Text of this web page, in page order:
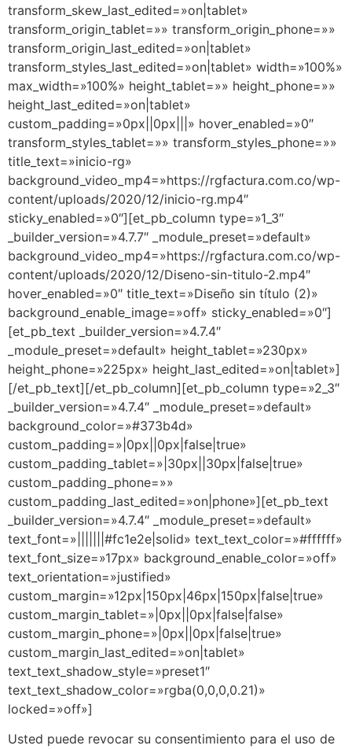
transform_skew_last_edited=»on|tablet»
transform_origin_tablet=»» transform_origin_phone=»»
transform_origin_last_edited=»on|tablet»
transform_styles_last_edited=»on|tablet» width=»100%»
max_width=»100%» height_tablet=»» height_phone=»»
height_last_edited=»on|tablet»
custom_padding=»0px||0px|||» hover_enabled=»0″
transform_styles_tablet=»» transform_styles_phone=»»
title_text=»inicio-rg»
background_video_mp4=»https://rgfactura.com.co/wp-
content/uploads/2020/12/inicio-rg.mp4″
sticky_enabled=»0″][et_pb_column type=»1_3″
_builder_version=»4.7.7″ _module_preset=»default»
background_video_mp4=»https://rgfactura.com.co/wp-
content/uploads/2020/12/Diseno-sin-titulo-2.mp4″
hover_enabled=»0″ title_text=»Diseño sin título (2)»
background_enable_image=»off» sticky_enabled=»0″]
[et_pb_text _builder_version=»4.7.4″
_module_preset=»default» height_tablet=»230px»
height_phone=»225px» height_last_edited=»on|tablet»]
[/et_pb_text][/et_pb_column][et_pb_column type=»2_3″
_builder_version=»4.7.4″ _module_preset=»default»
background_color=»#373b4d»
custom_padding=»|0px||0px|false|true»
custom_padding_tablet=»|30px||30px|false|true»
custom_padding_phone=»»
custom_padding_last_edited=»on|phone»][et_pb_text
_builder_version=»4.7.4″ _module_preset=»default»
text_font=»|||||||#fc1e2e|solid» text_text_color=»#ffffff»
text_font_size=»17px» background_enable_color=»off»
text_orientation=»justified»
custom_margin=»12px|150px|46px|150px|false|true»
custom_margin_tablet=»|0px||0px|false|false»
custom_margin_phone=»|0px||0px|false|true»
custom_margin_last_edited=»on|tablet»
text_text_shadow_style=»preset1″
text_text_shadow_color=»rgba(0,0,0,0.21)»
locked=»off»]
Usted puede revocar su consentimiento para el uso de